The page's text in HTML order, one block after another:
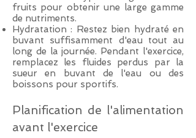
fruits pour obtenir une large gamme
de nutriments.
Hydratation : Restez bien hydraté en
buvant suffisamment d'eau tout au
long de la journée. Pendant l'exercice,
remplacez les fluides perdus par la
sueur en buvant de l'eau ou des
boissons pour sportifs.
Planification de l'alimentation
avant l'exercice